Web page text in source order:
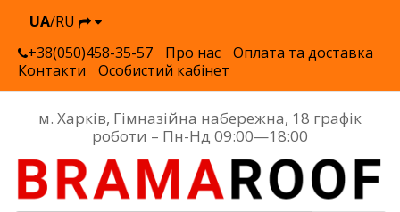
UA/RU
+38(050)458-35-57
Про нас
Оплата та доставка
Контакти
Особистий кабінет
м. Харків, Гімназійна набережна, 18 графік
роботи – Пн-Нд 09:00—18:00